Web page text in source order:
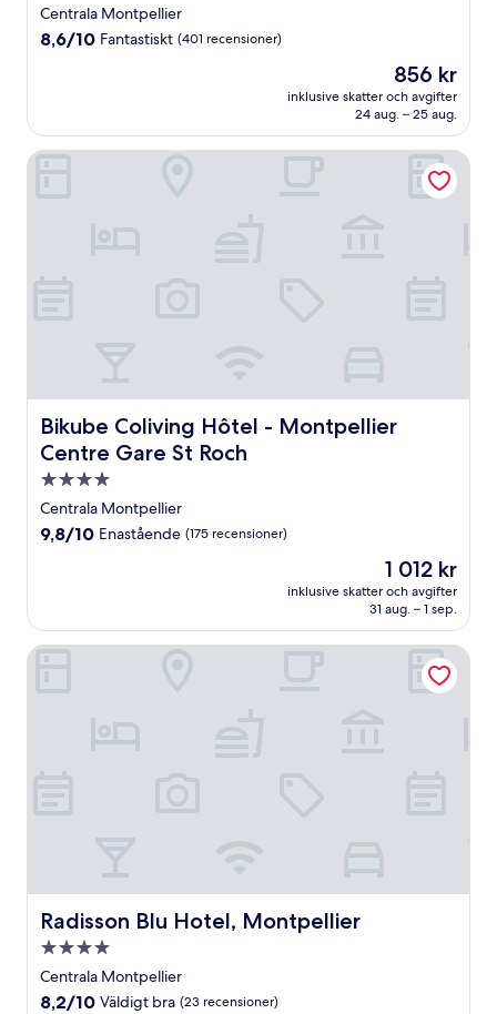
stjärnigt
boende
Centrala Montpellier
8.6
8,6/10 Fantastiskt (401 recensioner)
Priset
är
856 kr
856 kr
inklusive skatter och avgifter
24 aug. – 25 aug.
Bikube Coliving Hôtel - Montpellier
Centre Gare St Roch
Bikube Coliving Hôtel - Montpellier Centre Gare St Roch
4.0-
stjärnigt
boende
Centrala Montpellier
9.8
9,8/10 Enastående (175 recensioner)
Priset
är
1 012 kr
1 012 kr
inklusive skatter och avgifter
31 aug. – 1 sep.
Bikube Coliving Hôtel - Montpellier Centre Gare St Roch
Radisson Blu Hotel, Montpellier
Radisson Blu Hotel, Montpellier
4.0-
stjärnigt
boende
Centrala Montpellier
8.2
8,2/10 Väldigt bra (23 recensioner)
Radisson Blu Hotel, Montpellier